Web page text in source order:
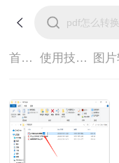
首页> 使用技巧>